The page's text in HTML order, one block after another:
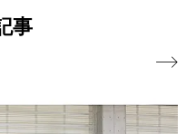
事
